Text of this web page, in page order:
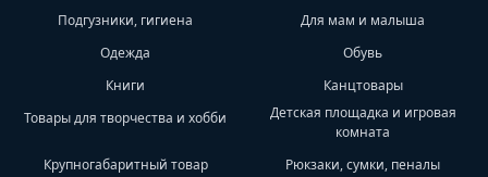
Подгузники, гигиена
Для мам и малыша
Одежда
Обувь
Книги
Канцтовары
Товары для творчества и хобби
Детская площадка и игровая
комната
Крупногабаритный товар
Рюкзаки, сумки, пеналы